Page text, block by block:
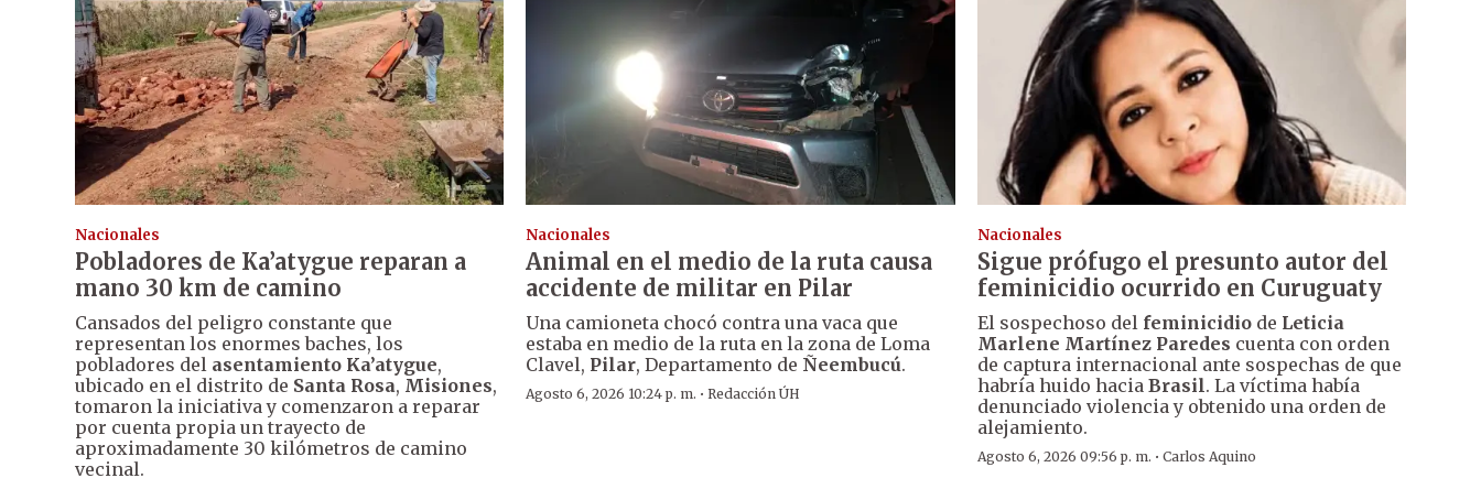
Nacionales
Pobladores de Ka’atygue reparan a
mano 30 km de camino
Cansados del peligro constante que
representan los enormes baches, los
pobladores del asentamiento Ka’atygue,
ubicado en el distrito de Santa Rosa, Misiones,
tomaron la iniciativa y comenzaron a reparar
por cuenta propia un trayecto de
aproximadamente 30 kilómetros de camino
vecinal.
Nacionales
Animal en el medio de la ruta causa
accidente de militar en Pilar
Una camioneta chocó contra una vaca que
estaba en medio de la ruta en la zona de Loma
Clavel, Pilar, Departamento de Ñeembucú.
Agosto 6, 2026 10:24 p. m. ·Redacción ÚH
Nacionales
Sigue prófugo el presunto autor del
feminicidio ocurrido en Curuguaty
El sospechoso del feminicidiode Leticia
Marlene Martínez Paredes cuenta con orden
de captura internacional ante sospechas de que
habría huido hacia Brasil. La víctima había
denunciado violencia y obtenido una orden de
alejamiento.
Agosto 6, 2026 09:56 p. m. · Carlos Aquino